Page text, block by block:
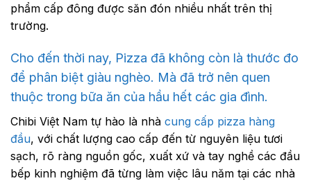
phẩm cấp đông được săn đón nhiều nhất trên thị
trường.
Cho đến thời nay, Pizza đã không còn là thước đo
để phân biệt giàu nghèo. Mà đã trở nên quen
thuộc trong bữa ăn của hầu hết các gia đình.
Chibi Việt Nam tự hào là nhà cung cấp pizza hàng
đầu, với chất lượng cao cấp đến từ nguyên liệu tươi
sạch, rõ ràng nguồn gốc, xuất xứ và tay nghề các đầu
bếp kinh nghiệm đã từng làm việc lâu năm tại các nhà